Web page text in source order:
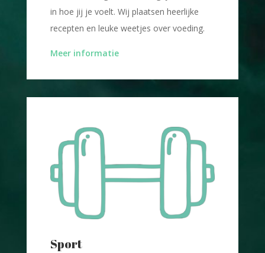
in hoe jij je voelt. Wij plaatsen heerlijke
recepten en leuke weetjes over voeding.
Meer informatie
Sport